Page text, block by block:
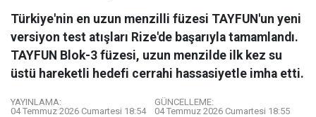
Türkiye'nin en uzun menzilli füzesi TAYFUN'un yeni
versiyon test atışları Rize'de başarıyla tamamlandı.
TAYFUN Blok-3 füzesi, uzun menzilde ilk kez su
üstü hareketli hedefi cerrahi hassasiyetle imha etti.
YAYINLAMA:
04 Temmuz 2026 Cumartesi 18:54
GÜNCELLEME:
04 Temmuz 2026 Cumartesi 18:55